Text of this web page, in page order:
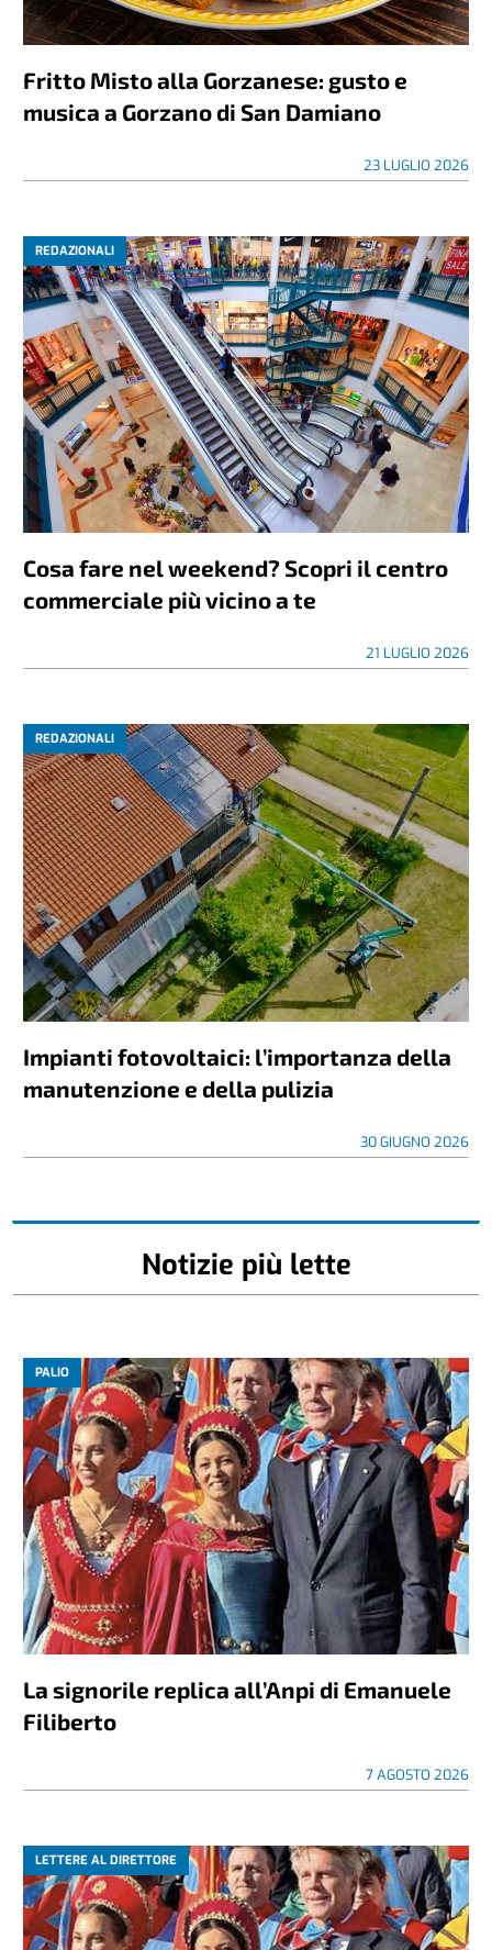
Fritto Misto alla Gorzanese: gusto e
musica a Gorzano di San Damiano
23 LUGLIO 2026
REDAZIONALI
Cosa fare nel weekend? Scopri il centro
commerciale più vicino a te
21 LUGLIO 2026
REDAZIONALI
Impianti fotovoltaici: l’importanza della
manutenzione e della pulizia
30 GIUGNO 2026
Notizie più lette
PALIO
La signorile replica all’Anpi di Emanuele
Filiberto
7 AGOSTO 2026
LETTERE AL DIRETTORE